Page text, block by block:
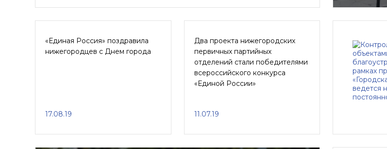
«Единая Россия» поздравила
нижегородцев с Днем города
17.08.19
Два проекта нижегородских
первичных партийных
отделений стали победителями
всероссийского конкурса
«Единой России»
11.07.19